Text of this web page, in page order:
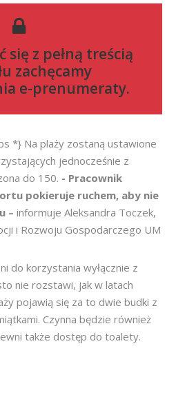
się z pełną treścią
zachęcamy
e-prenumeraty.
*} Na plaży zostaną ustawione
jednocześnie z
do 150. - Pracownik
pokieruje ruchem, aby nie
– informuje Aleksandra Toczek,
i Rozwoju Gospodarczego UM
do korzystania wyłącznie z
nie rozstawi, jak w latach
pojawią się za to dwie budki z
Czynna będzie również
także dostęp do toalety.